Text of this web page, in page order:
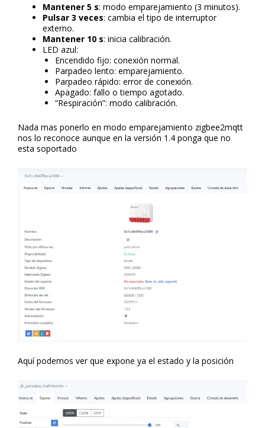
Mantener 5 s: modo emparejamiento (3 minutos).
Pulsar 3 veces: cambia el tipo de interruptor
externo.
Mantener 10 s: inicia calibración.
LED azul:
Encendido fijo: conexión normal.
Parpadeo lento: emparejamiento.
Parpadeo rápido: error de conexión.
Apagado: fallo o tiempo agotado.
“Respiración”: modo calibración.
Nada mas ponerlo en modo emparejamiento zigbee2mqtt
nos lo reconoce aunque en la versión 1.4 ponga que no
esta soportado
Aquí podemos ver que expone ya el estado y la posición